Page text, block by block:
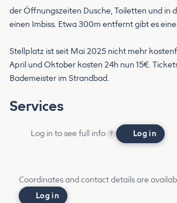
der Öffnungszeiten Dusche, Toiletten und in
einen Imbiss. Etwa 300m entfernt gibt es
Stellplatz ist seit Mai 2025 nicht mehr
April und Oktober kosten 24h nun 15€.
Bademeister im Strandbad.
Services
Log in to see full info ? Log in
Coordinates and contact details are
Log in